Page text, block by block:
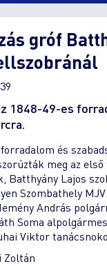
gróf
1848-49-es
és
meg az
Batthyány Lajos
Szombathely
András
Soma
Viktor
Zoltán